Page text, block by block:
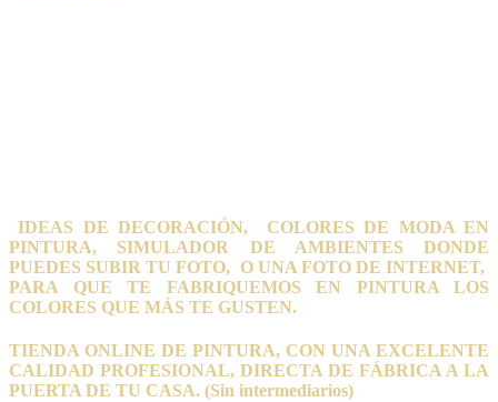
IDEAS DE DECORACIÓN, COLORES DE MODA EN
PINTURA, SIMULADOR DE AMBIENTES DONDE
PUEDES SUBIR TU FOTO, O UNA FOTO DE INTERNET,
PARA QUE TE FABRIQUEMOS EN PINTURA LOS
COLORES QUE MÁS TE GUSTEN.
TIENDA ONLINE DE PINTURA, CON UNA EXCELENTE
CALIDAD PROFESIONAL, DIRECTA DE FÁBRICA A LA
PUERTA DE TU CASA. (Sin intermediarios)